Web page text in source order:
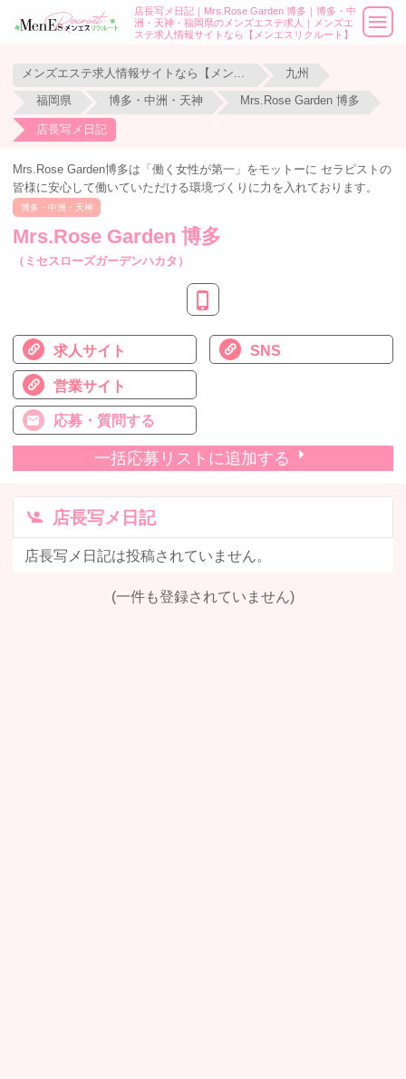
店長写メ日記｜Mrs.Rose Garden 博多｜博多・中
洲・天神・福岡県のメンズエステ求人｜メンズエ
ステ求人情報サイトなら【メンエスリクルート】
九州
福岡県 博多・中洲・天神 Mrs.Rose Garden 博多
店長写メ日記
Mrs.Rose Garden博多は「働く女性が第一」をモットーに セラピストの
皆様に安心して働いていただける環境づくりに力を入れております。
博多・中洲・天神
Mrs.Rose Garden 博多
（ミセスローズガーデンハカタ）
求人サイト SNS
営業サイト
応募・質問する
一括応募リストに追加する
店長写メ日記
店長写メ日記は投稿されていません。
(一件も登録されていません)